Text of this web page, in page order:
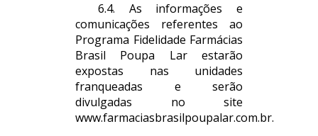
6.4. As informações e
comunicações referentes ao
Programa Fidelidade Farmácias
Brasil Poupa Lar estarão
expostas nas unidades
franqueadas e serão
divulgadas no site
www.farmaciasbrasilpoupalar.com.br.